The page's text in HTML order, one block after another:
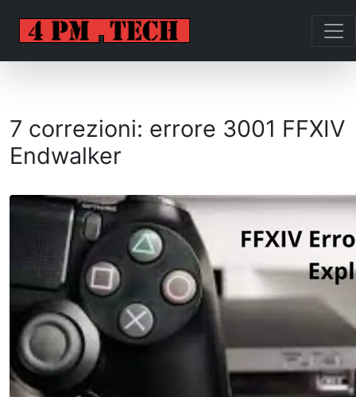
7 correzioni: errore 3001 FFXIV
Endwalker